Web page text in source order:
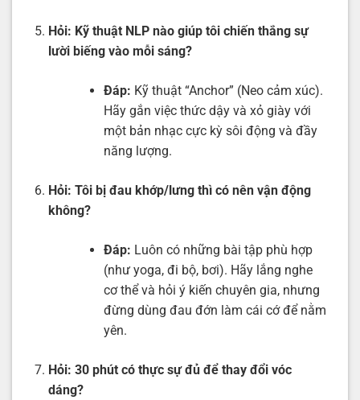
Hỏi: Kỹ thuật NLP nào giúp tôi chiến thắng sự
lười biếng vào mỗi sáng?
Đáp: Kỹ thuật “Anchor” (Neo cảm xúc).
Hãy gắn việc thức dậy và xỏ giày với
một bản nhạc cực kỳ sôi động và đầy
năng lượng.
Hỏi: Tôi bị đau khớp/lưng thì có nên vận động
không?
Đáp: Luôn có những bài tập phù hợp
(như yoga, đi bộ, bơi). Hãy lắng nghe
cơ thể và hỏi ý kiến chuyên gia, nhưng
đừng dùng đau đớn làm cái cớ để nằm
yên.
Hỏi: 30 phút có thực sự đủ để thay đổi vóc
dáng?